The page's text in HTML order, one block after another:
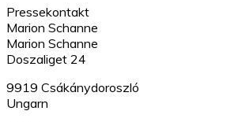
Pressekontakt
Marion Schanne
Marion Schanne
Doszaliget 24
9919 Csákánydoroszló
Ungarn